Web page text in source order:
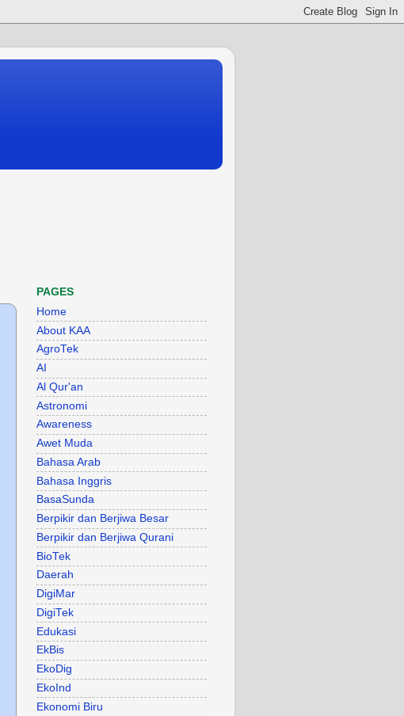
PAGES
Home
About KAA
AgroTek
AI
Al Qur'an
Astronomi
Awareness
Awet Muda
Bahasa Arab
Bahasa Inggris
BasaSunda
Berpikir dan Berjiwa Besar
Berpikir dan Berjiwa Qurani
BioTek
Daerah
DigiMar
DigiTek
Edukasi
EkBis
EkoDig
EkoInd
Ekonomi Biru